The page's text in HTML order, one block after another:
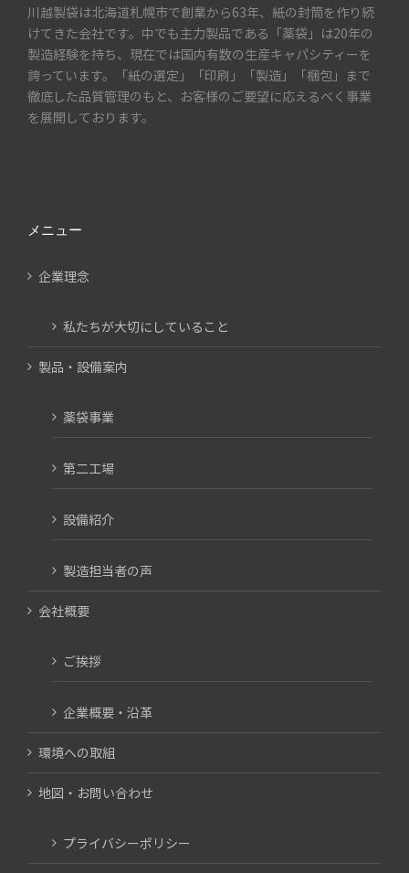
川越製袋は北海道札幌市で創業から63年、紙の封筒を作り続
けてきた会社です。中でも主力製品である「薬袋」は20年の
製造経験を持ち、現在では国内有数の生産キャパシティーを
誇っています。「紙の選定」「印刷」「製造」「梱包」まで
徹底した品質管理のもと、お客様のご要望に応えるべく事業
を展開しております。
メニュー
企業理念
私たちが大切にしていること
製品・設備案内
薬袋事業
第二工場
設備紹介
製造担当者の声
会社概要
ご挨拶
企業概要・沿革
環境への取組
地図・お問い合わせ
プライバシーポリシー